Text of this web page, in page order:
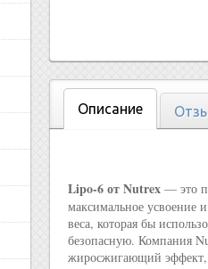
Описание
Lipo-6 от Nutrex — это
максимальное усвоение
веса, которая бы
безопасную. Компания
жиросжигающий эффект,